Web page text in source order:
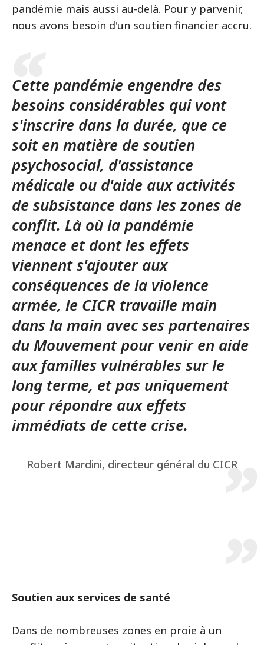
pandémie mais aussi au-delà. Pour y parvenir,
nous avons besoin d'un soutien financier accru.
Cette pandémie engendre des
besoins considérables qui vont
s'inscrire dans la durée, que ce
soit en matière de soutien
psychosocial, d'assistance
médicale ou d'aide aux activités
de subsistance dans les zones de
conflit. Là où la pandémie
menace et dont les effets
viennent s'ajouter aux
conséquences de la violence
armée, le CICR travaille main
dans la main avec ses partenaires
du Mouvement pour venir en aide
aux familles vulnérables sur le
long terme, et pas uniquement
pour répondre aux effets
immédiats de cette crise.
Robert Mardini, directeur général du CICR
Soutien aux services de santé
Dans de nombreuses zones en proie à un